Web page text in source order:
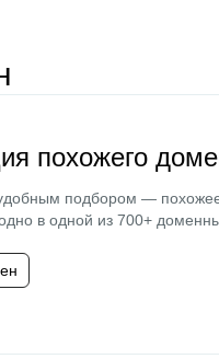
похожего
удобным подбором —
в одной из 700+